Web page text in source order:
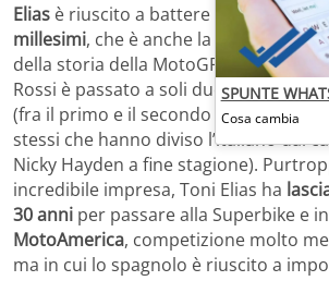
Elias è riuscito a battere il Dottore per
millesimi, che è anche la vittoria con
della storia della MotoGP: la singolare
Rossi è passato a soli due millesimi
(fra il primo e il secondo sono in ballo
stessi che hanno diviso l’italiano dal
Nicky Hayden a fine stagione).
incredibile impresa, Toni Elias ha
30 anni per passare alla Superbike e
MotoAmerica, competizione molto
ma in cui lo spagnolo è riuscito a
SPUNTE
Cosa cambia